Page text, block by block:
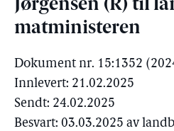
Jørgensen (R) til
matministeren
Dokument nr. 15:1352
Innlevert: 21.02.2025
Sendt: 24.02.2025
Besvart: 03.03.2025 av